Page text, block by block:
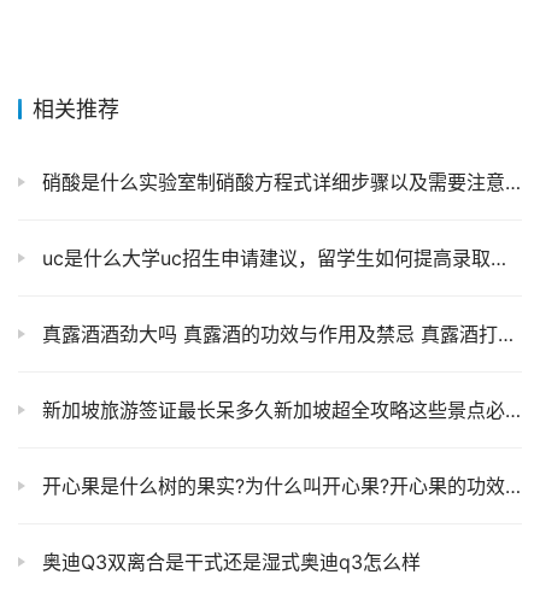
相关推荐
硝酸是什么实验室制硝酸方程式详细步骤以及需要注意什么
uc是什么大学uc招生申请建议，留学生如何提高录取率？
真露酒酒劲大吗 真露酒的功效与作用及禁忌 真露酒打开后能放多长时间
新加坡旅游签证最长呆多久新加坡超全攻略这些景点必打卡附美食线路
开心果是什么树的果实?为什么叫开心果?开心果的功效与作用
奥迪Q3双离合是干式还是湿式奥迪q3怎么样